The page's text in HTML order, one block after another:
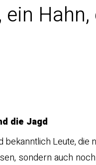
ein
die Jagd
bekanntlich Leute, die
sondern auch